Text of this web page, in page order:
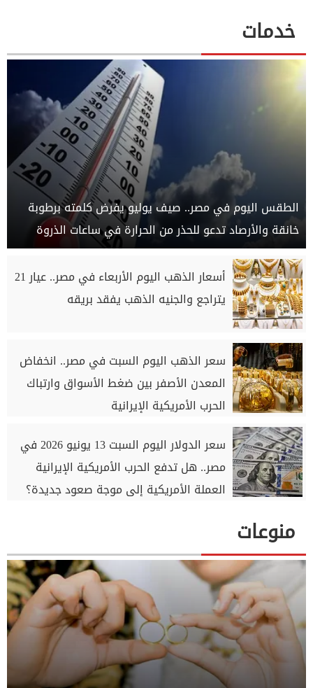
خدمات
الطقس اليوم في مصر.. صيف يوليو يفرض كلمته برطوبة
خانقة والأرصاد تدعو للحذر من الحرارة في ساعات الذروة
أسعار الذهب اليوم الأربعاء في مصر.. عيار 21
يتراجع والجنيه الذهب يفقد بريقه
سعر الذهب اليوم السبت في مصر.. انخفاض
المعدن الأصفر بين ضغط الأسواق وارتباك
الحرب الأمريكية الإيرانية
سعر الدولار اليوم السبت 13 يونيو 2026 في
مصر.. هل تدفع الحرب الأمريكية الإيرانية
العملة الأمريكية إلى موجة صعود جديدة؟
منوعات